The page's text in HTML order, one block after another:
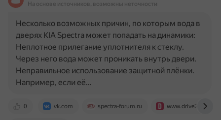
На основе источников, возможны неточности
0 vk.com spectra-forum.ru www.drive2.ru
Несколько возможных причин, по которым вода в
дверях KIA Spectra может попадать на динамики:
Неплотное прилегание уплотнителя к стеклу.
Через него вода может проникать внутрь двери.
Неправильное использование защитной плёнки.
Например, если её…